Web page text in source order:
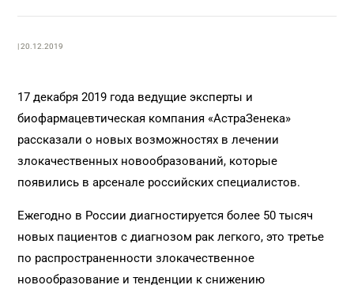
| 20.12.2019
17 декабря 2019 года ведущие эксперты и
биофармацевтическая компания «АстраЗенека»
рассказали о новых возможностях в лечении
злокачественных новообразований, которые
появились в арсенале российских специалистов.
Ежегодно в России диагностируется более 50 тысяч
новых пациентов с диагнозом рак легкого, это третье
по распространенности злокачественное
новообразование и тенденции к снижению